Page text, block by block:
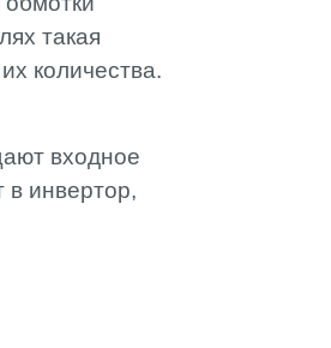
такая
количества.
входное
в инвертор,